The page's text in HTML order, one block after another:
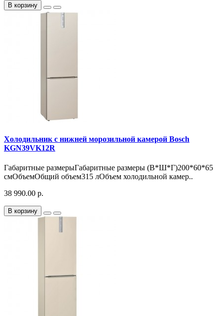
В корзину
Холодильник с нижней морозильной камерой Bosch
KGN39VK12R
Габаритные размерыГабаритные размеры (В*Ш*Г)200*60*65
смОбъемОбщий объем315 лОбъем холодильной камер..
38 990.00 р.
В корзину